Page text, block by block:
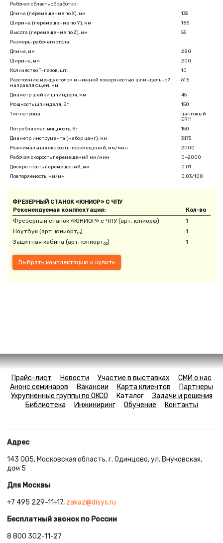
Рабочая область обработки:
Длина (перемещение по X), мм
135
Ширина (перемещение по Y), мм
185
Высота (перемещение по Z), мм
55
Размеры рабочего стола:
Длина, мм
280
Ширина, мм
200
Количество Т-пазов, шт.
10
Расстояние между столом и нижней поверхностью шпиндельной
направляющей, мм
61.5
Диаметр шейки шпинделя, мм
45
Мощность шпинделя, Вт
150
Тип патрона
цанговый
ER11
Потребляемая мощность, Вт
150
Диаметр инструмента (набор цанг), мм
3.175
Максимальная скорость перемещений, мм/мин
2000
Рабочая скорость перемещений мм/мин
0−2000
Дискретность перемещений, мм
0.01
Повторяемость, мм/мм
0,03/100
ФРЕЗЕРНЫЙ СТАНОК «ЮНИОР» С ЧПУ
Рекомендуемая комплектация:
Кол-во
Фрезерный станок «ЮНИОР» с ЧПУ (арт. юниорф)
1
Ноутбук (арт. юниорт01)
1
Защитная кабина (арт. юниорт02) 1
Выбрать комплектацию и купить
Прайс-лист Новости Участие в выставках
СМИ о нас
Анонс семинаров
Вакансии Карта клиентов
Партнеры
Укрупненные группы по ОКСО
Каталог
Задачи и решения
Библиотека
Инжиниринг Обучение Контакты
Адрес
143 005, Московская область, г. Одинцово, ул. Внуковская,
дом 5
Для Москвы
+7 495 229-11-17, zakaz@disys.ru
Бесплатный звонок по России
8 800 302-11-27